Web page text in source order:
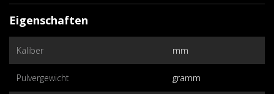
Eigenschaften
Kaliber mm
Pulvergewicht gramm